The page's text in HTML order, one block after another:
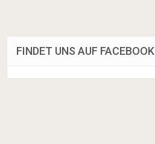
FINDET UNS AUF FACEBOOK